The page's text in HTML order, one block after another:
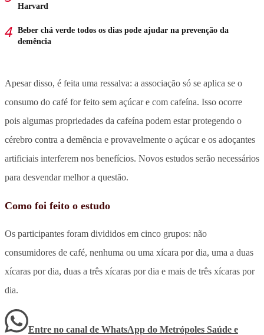
Harvard
Beber chá verde todos os dias pode ajudar na prevenção da
demência
Apesar disso, é feita uma ressalva: a associação só se aplica se o
consumo do café for feito sem açúcar e com cafeína. Isso ocorre
pois algumas propriedades da cafeína podem estar protegendo o
cérebro contra a demência e provavelmente o açúcar e os adoçantes
artificiais interferem nos benefícios. Novos estudos serão necessários
para desvendar melhor a questão.
Como foi feito o estudo
Os participantes foram divididos em cinco grupos: não
consumidores de café, nenhuma ou uma xícara por dia, uma a duas
xícaras por dia, duas a três xícaras por dia e mais de três xícaras por
dia.
Entre no canal de WhatsApp do Metrópoles Saúde e